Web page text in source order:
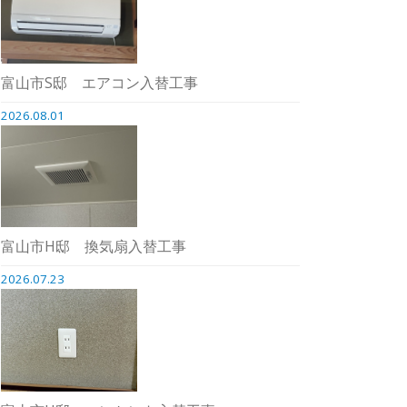
富山市S邸 エアコン入替工事
2026.08.01
富山市H邸 換気扇入替工事
2026.07.23